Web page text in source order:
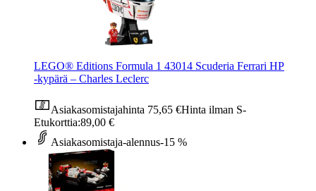
LEGO® Editions Formula 1 43014 Scuderia Ferrari HP
‑kypärä – Charles Leclerc
Asiakasomistajahinta 75,65 €Hinta ilman S-
Etukorttia:89,00 €
Asiakasomistaja-alennus-15 %